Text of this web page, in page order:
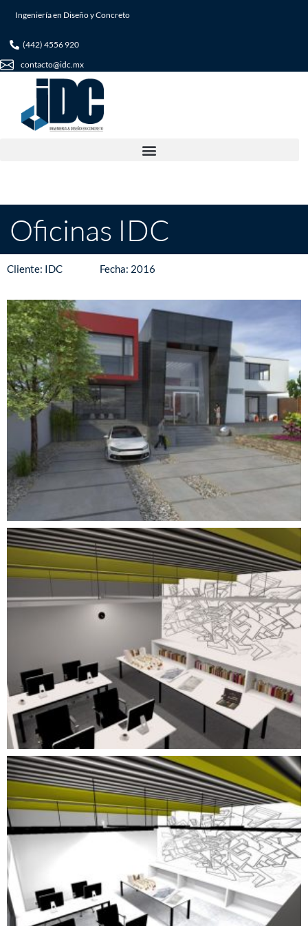
Ingeniería en Diseño y Concreto
(442) 4556 920
contacto@idc.mx
Oficinas IDC
Cliente: IDC Fecha: 2016